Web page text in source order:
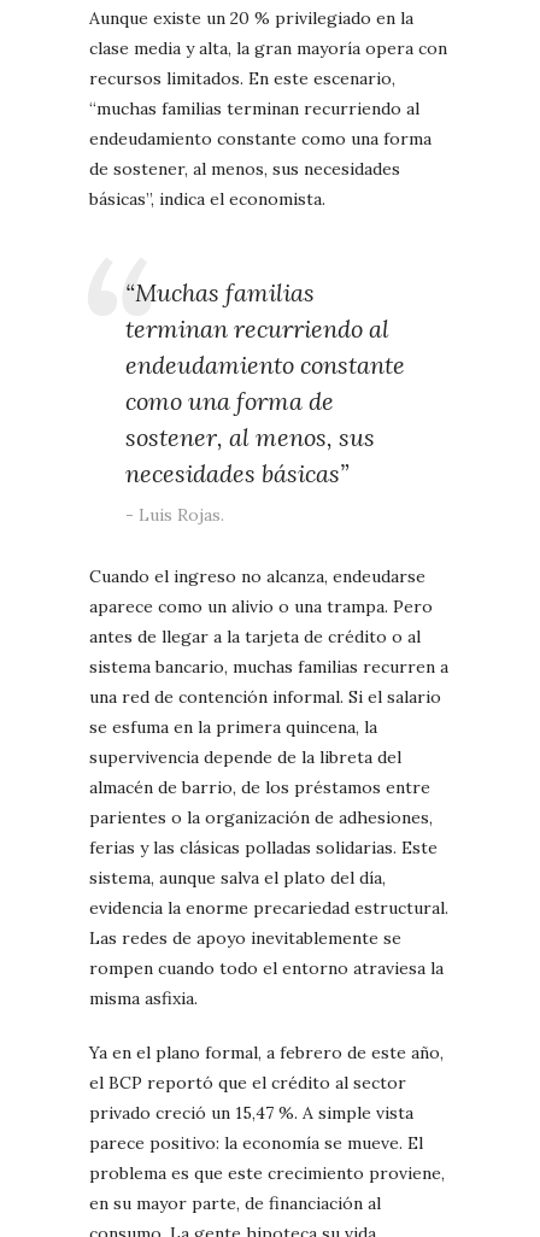
Aunque existe un 20 % privilegiado en la
clase media y alta, la gran mayoría opera con
recursos limitados. En este escenario,
“muchas familias terminan recurriendo al
endeudamiento constante como una forma
de sostener, al menos, sus necesidades
básicas”, indica el economista.
“Muchas familias
terminan recurriendo al
endeudamiento constante
como una forma de
sostener, al menos, sus
necesidades básicas”
Luis Rojas.
Cuando el ingreso no alcanza, endeudarse
aparece como un alivio o una trampa. Pero
antes de llegar a la tarjeta de crédito o al
sistema bancario, muchas familias recurren a
una red de contención informal. Si el salario
se esfuma en la primera quincena, la
supervivencia depende de la libreta del
almacén de barrio, de los préstamos entre
parientes o la organización de adhesiones,
ferias y las clásicas polladas solidarias. Este
sistema, aunque salva el plato del día,
evidencia la enorme precariedad estructural.
Las redes de apoyo inevitablemente se
rompen cuando todo el entorno atraviesa la
misma asfixia.
Ya en el plano formal, a febrero de este año,
el BCP reportó que el crédito al sector
privado creció un 15,47 %. A simple vista
parece positivo: la economía se mueve. El
problema es que este crecimiento proviene,
en su mayor parte, de financiación al